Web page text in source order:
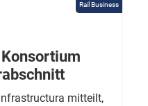
Rail Business
mitteilt,